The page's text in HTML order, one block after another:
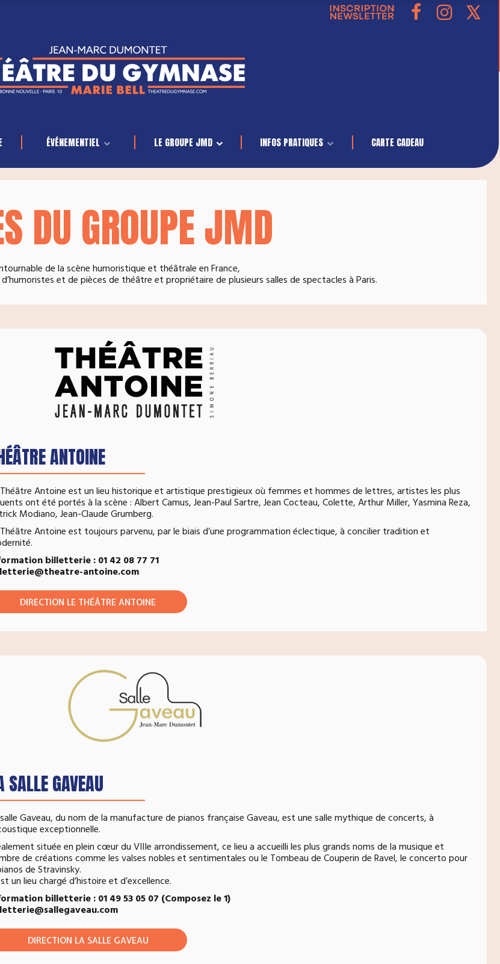
ÉVÉNEMENTIEL LE GROUPE JMD INFOS PRATIQUES CARTE CADEAU
DU GROUPE JMD
de la scène humoristique et théâtrale en France,
et de pièces de théâtre et propriétaire de plusieurs salles de spectacles à Paris.
ANTOINE
Antoine est un lieu historique et artistique prestigieux où femmes et hommes de lettres, artistes les plus
ont été portés à la scène : Albert Camus, Jean-Paul Sartre, Jean Cocteau, Colette, Arthur Miller, Yasmina Reza,
Modiano, Jean-Claude Grumberg.
Antoine est toujours parvenu, par le biais d’une programmation éclectique, à concilier tradition et
billetterie : 01 42 08 77 71
antoine.com
DIRECTION LE THÉÂTRE ANTOINE
SALLE GAVEAU
Gaveau, du nom de la manufacture de pianos française Gaveau, est une salle mythique de concerts, à
exceptionnelle.
située en plein cœur du VIIIe arrondissement, ce lieu a accueilli les plus grands noms de la musique et
de créations comme les valses nobles et sentimentales ou le Tombeau de Couperin de Ravel, le concerto pour
de Stravinsky.
un lieu chargé d’histoire et d’excellence.
billetterie : 01 49 53 05 07 (Composez le 1)
DIRECTION LA SALLE GAVEAU